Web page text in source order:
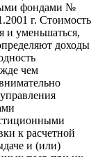
фондами №
г. Стоимость
и уменьшаться,
доходы
чем
к расчетной
и (или)